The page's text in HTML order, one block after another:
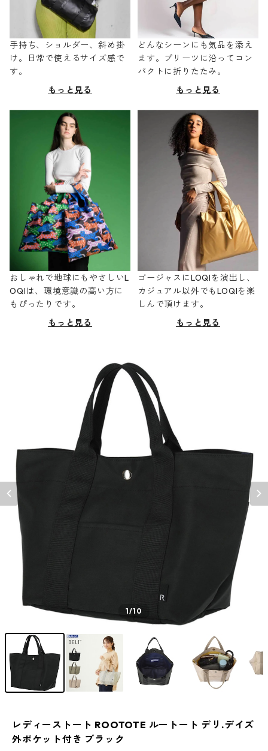
手持ち、ショルダー、斜め掛
け。日常で使えるサイズ感で
す。
もっと見る
どんなシーンにも気品を添え
ます。プリーツに沿ってコン
パクトに折りたたみ。
もっと見る
おしゃれで地球にもやさしいL
OQIは、環境意識の高い方に
もぴったりです。
もっと見る
ゴージャスにLOQIを演出し、
カジュアル以外でもLOQIを楽
しんで頂けます。
もっと見る
1/10
レディーストート ROOTOTE ルートート デリ.デイズ
外ポケット付き ブラック